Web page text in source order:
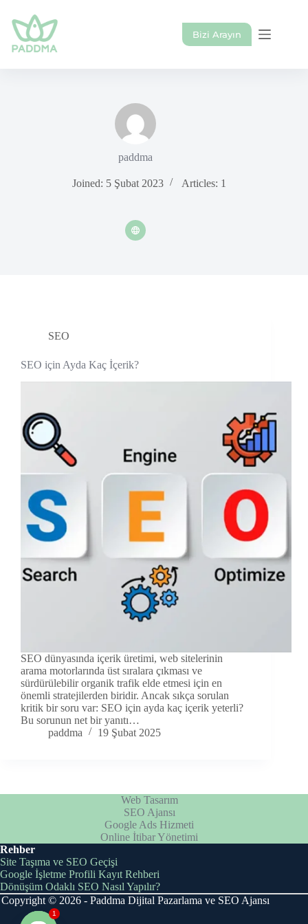
content
Bizi Arayın
paddma
Joined: 5 Şubat 2023 Articles: 1
SEO
SEO için Ayda Kaç İçerik?
SEO dünyasında içerik üretimi, web sitelerinin
arama motorlarında üst sıralara çıkması ve
sürdürülebilir organik trafik elde etmesi için en
önemli stratejilerden biridir. Ancak sıkça sorulan
kritik bir soru var: SEO için ayda kaç içerik yeterli?
Bu sorunun net bir yanıtı…
paddma
19 Şubat 2025
Web Tasarım
SEO Ajansı
Google Ads Hizmeti
Online İtibar Yönetimi
Rehber
Site Taşıma ve SEO Geçişi
Google İşletme Profili Kayıt Rehberi
Dönüşüm Odaklı SEO Nasıl Yapılır?
Copyright © 2026 - Paddma Dijital Pazarlama ve SEO Ajansı
1